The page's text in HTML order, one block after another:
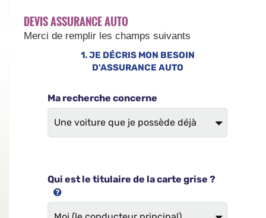
DEVIS ASSURANCE AUTO
Merci de remplir les champs suivants